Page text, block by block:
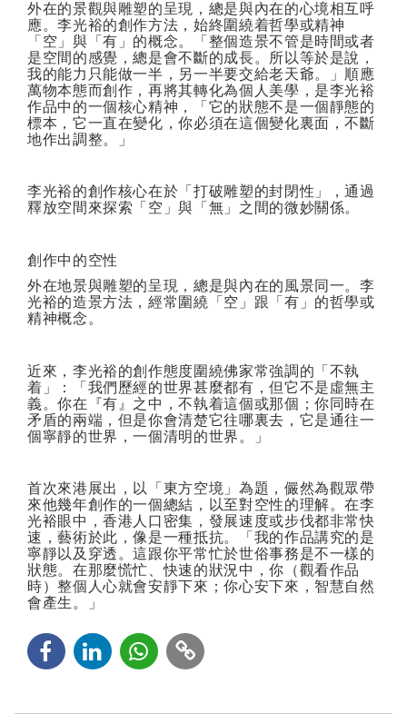
外在的景觀與雕塑的呈現，總是與內在的心境相互呼
應。李光裕的創作方法，始終圍繞着哲學或精神
「空」與「有」的概念。「整個造景不管是時間或者
是空間的感覺，總是會不斷的成長。所以等於是說，
我的能力只能做一半，另一半要交給老天爺。」順應
萬物本態而創作，再將其轉化為個人美學，是李光裕
作品中的一個核心精神，「它的狀態不是一個靜態的
標本，它一直在變化，你必須在這個變化裏面，不斷
地作出調整。」
李光裕的創作核心在於「打破雕塑的封閉性」，通過
釋放空間來探索「空」與「無」之間的微妙關係。
創作中的空性
外在地景與雕塑的呈現，總是與內在的風景同一。李
光裕的造景方法，經常圍繞「空」跟「有」的哲學或
精神概念。
近來，李光裕的創作態度圍繞佛家常強調的「不執
着」：「我們歷經的世界甚麼都有，但它不是虛無主
義。你在『有』之中，不執着這個或那個；你同時在
矛盾的兩端，但是你會清楚它往哪裏去，它是通往一
個寧靜的世界，一個清明的世界。」
首次來港展出，以「東方空境」為題，儼然為觀眾帶
來他幾年創作的一個總結，以至對空性的理解。在李
光裕眼中，香港人口密集，發展速度或步伐都非常快
速，藝術於此，像是一種抵抗。「我的作品講究的是
寧靜以及穿透。這跟你平常忙於世俗事務是不一樣的
狀態。在那麼慌忙、快速的狀況中，你（觀看作品
時）整個人心就會安靜下來；你心安下來，智慧自然
會產生。」